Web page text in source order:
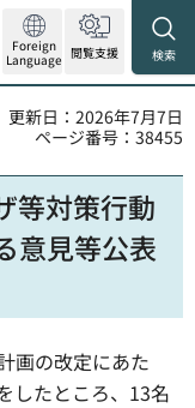
Foreign
Language 閲覧支援 検索
更新日：2026年7月7日
ページ番号：38455
等対策行動
意見等公表
画の改定にあた
したところ、13名